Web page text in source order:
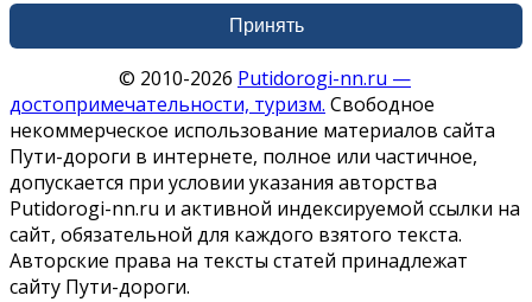
Принять
© 2010-2026 Putidorogi-nn.ru —
достопримечательности, туризм. Свободное
некоммерческое использование материалов сайта
Пути-дороги в интернете, полное или частичное,
допускается при условии указания авторства
Putidorogi-nn.ru и активной индексируемой ссылки на
сайт, обязательной для каждого взятого текста.
Авторские права на тексты статей принадлежат
сайту Пути-дороги.